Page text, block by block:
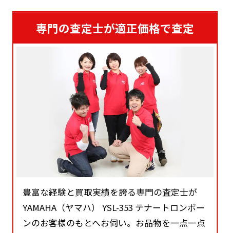
専門の査定士が適正価格で査定
豊富な経験と買取実績を誇る専門の査定士が
YAMAHA（ヤマハ） YSL-353 テナートロンボー
ンのお客様のもとへお伺い。お品物を一点一点